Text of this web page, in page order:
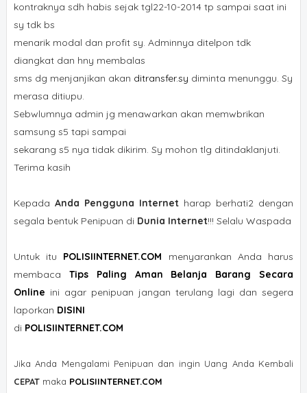
kontraknya sdh habis sejak tgl22-10-2014 tp sampai saat ini
sy tdk bs
menarik modal dan profit sy. Adminnya ditelpon tdk
diangkat dan hny membalas
sms dg menjanjikan akan ditransfer.sy diminta menunggu. Sy
merasa ditiupu.
Sebwlumnya admin jg menawarkan akan memwbrikan
samsung s5 tapi sampai
sekarang s5 nya tidak dikirim. Sy mohon tlg ditindaklanjuti.
Terima kasih
Kepada Anda Pengguna Internet harap berhati2 dengan
segala bentuk Penipuan di Dunia Internet!!! Selalu Waspada
Untuk itu POLISIINTERNET.COM menyarankan Anda harus
membaca Tips Paling Aman Belanja Barang Secara
Online ini agar penipuan jangan terulang lagi dan segera
laporkan DISINI
di POLISIINTERNET.COM
Jika Anda Mengalami Penipuan dan ingin Uang Anda Kembali
CEPATmaka POLISIINTERNET.COM